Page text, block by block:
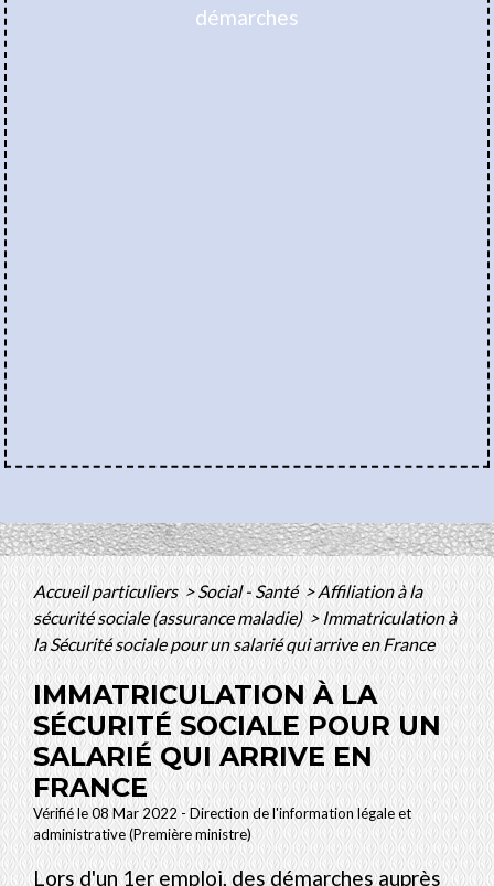
démarches
Accueil particuliers>Social - Santé> Affiliation à la
sécurité sociale (assurance maladie) > Immatriculation à
la Sécurité sociale pour un salarié qui arrive en France
IMMATRICULATION À LA
SÉCURITÉ SOCIALE POUR UN
SALARIÉ QUI ARRIVE EN
FRANCE
Vérifié le 08 Mar 2022 - Direction de l'information légale et
administrative (Première ministre)
Lors d'un 1er emploi, des démarches auprès